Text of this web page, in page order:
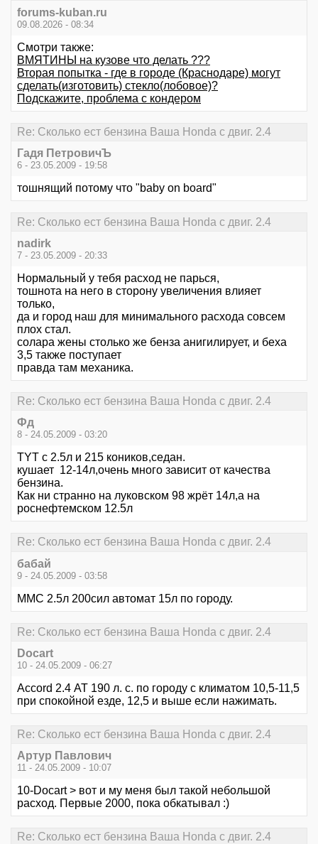
forums-kuban.ru
09.08.2026 - 08:34
Смотри также:
ВМЯТИНЫ на кузове что делать ???
Вторая попытка - где в городе (Краснодаре) могут
сделать(изготовить) стекло(лобовое)?
Подскажите, проблема с кондером
Re: Сколько ест бензина Ваша Honda с двиг. 2.4
Гадя ПетровичЪ
6 - 23.05.2009 - 19:58
тошнящий потому что "baby on board"
Re: Сколько ест бензина Ваша Honda с двиг. 2.4
nadirk
7 - 23.05.2009 - 20:33
Нормальный у тебя расход не парься,
тошнота на него в сторону увеличения влияет
только,
да и город наш для минимального расхода совсем
плох стал.
солара жены столько же бенза анигилирует, и беха
3,5 также поступает
правда там механика.
Re: Сколько ест бензина Ваша Honda с двиг. 2.4
Фд
8 - 24.05.2009 - 03:20
TYT с 2.5л и 215 коников,седан.
кушает 12-14л,очень много зависит от качества
бензина.
Как ни странно на луковском 98 жрёт 14л,а на
роснефтемском 12.5л
Re: Сколько ест бензина Ваша Honda с двиг. 2.4
бабай
9 - 24.05.2009 - 03:58
ММС 2.5л 200сил автомат 15л по городу.
Re: Сколько ест бензина Ваша Honda с двиг. 2.4
Docart
10 - 24.05.2009 - 06:27
Accord 2.4 АТ 190 л. с. по городу с климатом 10,5-11,5
при спокойной езде, 12,5 и выше если нажимать.
Re: Сколько ест бензина Ваша Honda с двиг. 2.4
Артур Павлович
11 - 24.05.2009 - 10:07
10-Docart > вот и му меня был такой небольшой
расход. Первые 2000, пока обкатывал :)
Re: Сколько ест бензина Ваша Honda с двиг. 2.4